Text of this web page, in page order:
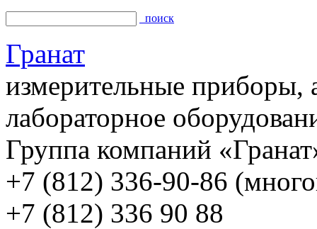
поиск
Гранат
измерительные приборы,
лабораторное
Группа компаний
+7 (812) 336-90-86
+7 (812) 336 90 88